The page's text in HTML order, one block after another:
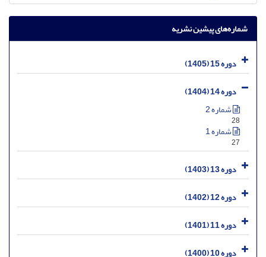
شماره‌های پیشین نشریه
دوره 15 (1405)
دوره 14 (1404)
شماره 2
28
شماره 1
27
دوره 13 (1403)
دوره 12 (1402)
دوره 11 (1401)
دوره 10 (1400)